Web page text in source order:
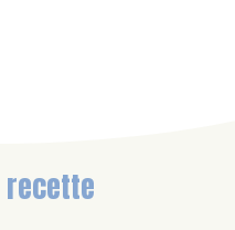
recette